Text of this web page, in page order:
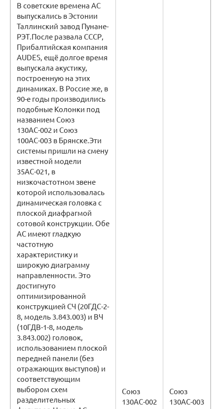
В советские времена АС
выпускались в Эстонии
Таллинский завод Пунане-
РЭТ.После развала СССР,
Прибалтийская компания
AUDES, ещё долгое время
выпускала акустику,
построенную на этих
динамиках. В Россие же, в
90-е годы производились
подобные Колонки под
названием Союз
130АС-002 и Союз
100АС-003 в Брянске.Эти
системы пришли на смену
известной модели
35АС-021, в
низкочастотном звене
которой использовалась
динамическая головка с
плоской диафрагмой
сотовой конструкции. Обе
АС имеют гладкую
частотную
характеристику и
широкую диаграмму
направленности. Это
достигнуто
оптимизированной
конструкцией СЧ (20ГДС-2-
8, модель 3.843.003) и ВЧ
(10ГДВ-1-8, модель
3.843.002) головок,
использованием плоской
передней панели (без
отражающих выступов) и
соответствующим
выбором схем
разделительных
Союз
130АС-002
Союз
130АС-003